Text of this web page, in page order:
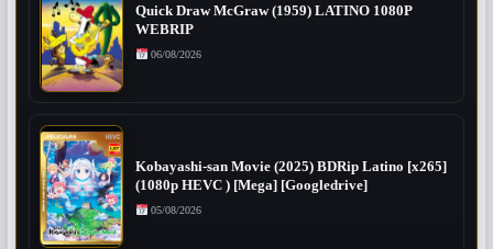
Quick Draw McGraw (1959) LATINO 1080P
WEBRIP
06/08/2026
Kobayashi-san Movie (2025) BDRip Latino [x265]
(1080p HEVC ) [Mega] [Googledrive]
05/08/2026